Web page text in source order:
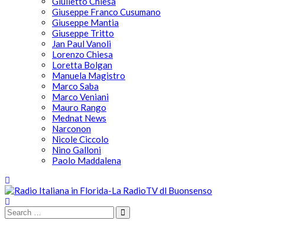
Giuseppe Franco Cusumano
Giuseppe Mantia
Giuseppe Tritto
Jan Paul Vanoli
Lorenzo Chiesa
Loretta Bolgan
Manuela Magistro
Marco Saba
Marco Veniani
Mauro Rango
Mednat News
Narconon
Nicole Ciccolo
Nino Galloni
Paolo Maddalena